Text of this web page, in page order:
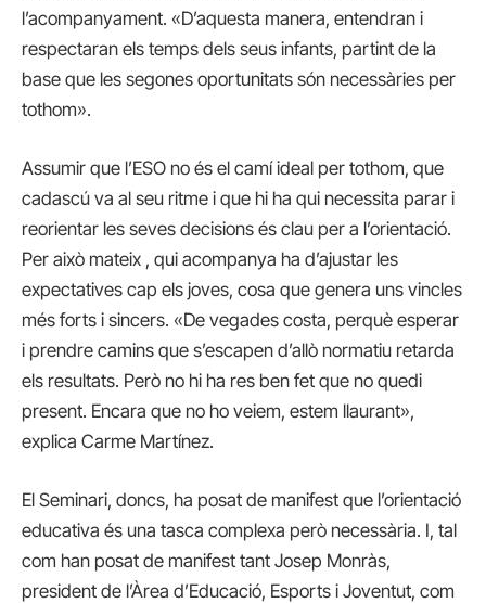
l’acompanyament. «D’aquesta manera, entendran i
respectaran els temps dels seus infants, partint de la
base que les segones oportunitats són necessàries per
tothom».
Assumir que l’ESO no és el camí ideal per tothom, que
cadascú va al seu ritme i que hi ha qui necessita parar i
reorientar les seves decisions és clau per a l’orientació.
Per això mateix , qui acompanya ha d’ajustar les
expectatives cap els joves, cosa que genera uns vincles
més forts i sincers. «De vegades costa, perquè esperar
i prendre camins que s’escapen d’allò normatiu retarda
els resultats. Però no hi ha res ben fet que no quedi
present. Encara que no ho veiem, estem llaurant»,
explica Carme Martínez.
El Seminari, doncs, ha posat de manifest que l’orientació
educativa és una tasca complexa però necessària. I, tal
com han posat de manifest tant Josep Monràs,
president de l’Àrea d’Educació, Esports i Joventut, com